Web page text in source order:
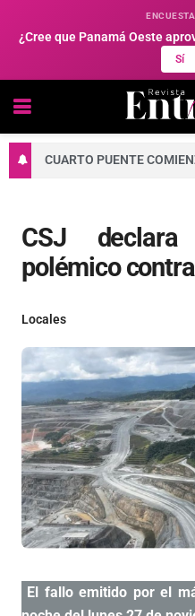
¿Cree que Panamá Oeste
Sí
CSJ declara
polémico
Locales
El fallo emitido por el